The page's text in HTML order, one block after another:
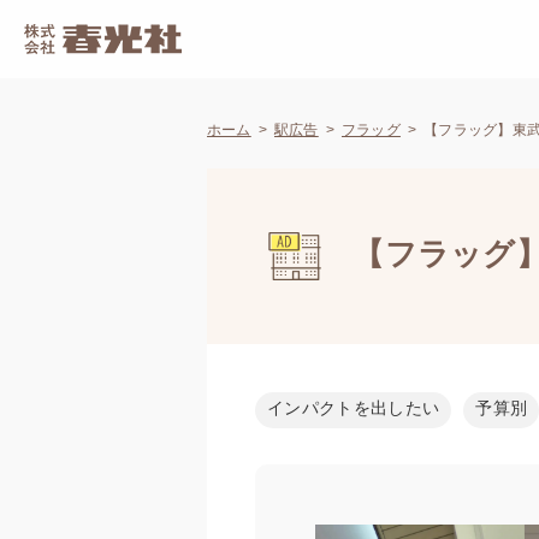
ホーム 駅広告 フラッグ 【フラッグ】東
【フラッグ
インパクトを出したい 予算別